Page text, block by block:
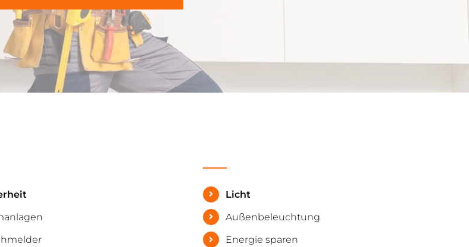
Licht
Außenbeleuchtung
Energie sparen